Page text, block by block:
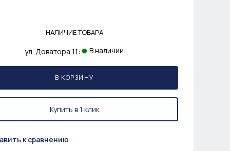
НАЛИЧИЕ ТОВАРА
ул. Доватора 11: В наличии
В КОРЗИНУ
Купить в 1 клик
к сравнению